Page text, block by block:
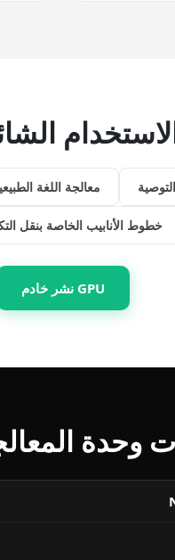
معالجة اللغة
خطوط الأنابيب الخاصة بنقل
نشر خادم GPU
وحدة